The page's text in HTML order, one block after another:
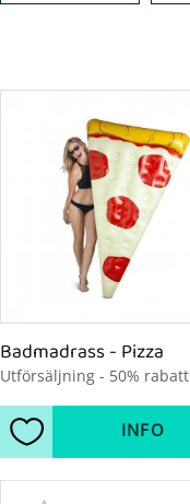
Badmadrass - Pizza
Utförsäljning - 50% rabatt
Lägg till i favoriter
INFO